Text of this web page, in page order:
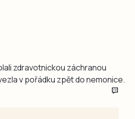
zdravotnickou záchranou
v pořádku zpět do nemonice.